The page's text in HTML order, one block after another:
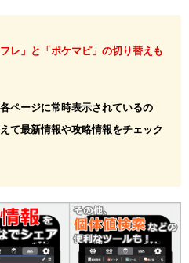
レ」と「ポケマピ」の切り替えも
ページに常時表示されているの
て最新情報や攻略情報をチェック